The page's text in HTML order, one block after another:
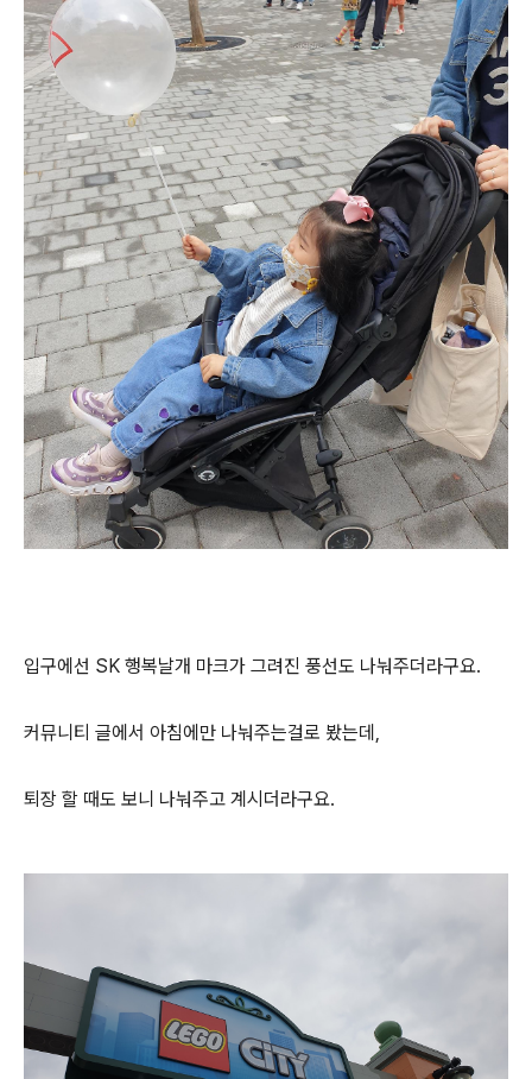
입구에선 SK 행복날개 마크가 그려진 풍선도 나눠주더라구요.
커뮤니티 글에서 아침에만 나눠주는걸로 봤는데,
퇴장 할 때도 보니 나눠주고 계시더라구요.